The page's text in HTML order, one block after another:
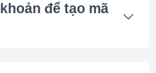
để tạo mã